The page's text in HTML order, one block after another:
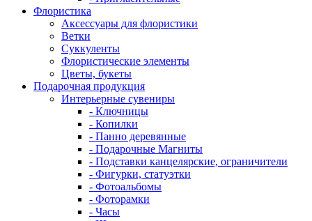
Флористика
Аксессуары для флористики
Ветки
Суккуленты
Флористические элементы
Цветы, букеты
Подарочная продукция
Интерьерные сувениры
- Ключницы
- Копилки
- Панно деревянные
- Подарочные Магниты
- Подставки канцелярские, ограничители
- Фигурки, статуэтки
- Фотоальбомы
- Фоторамки
- Часы